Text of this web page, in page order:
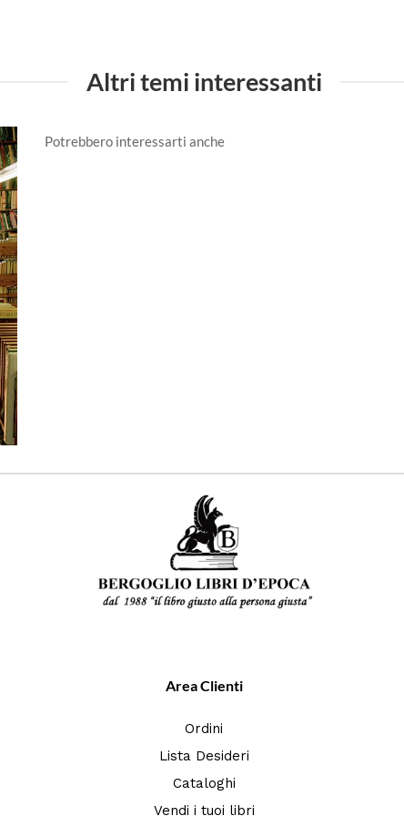
Altri temi interessanti
Potrebbero interessarti anche
Area Clienti
Ordini
Lista Desideri
Cataloghi
Vendi i tuoi libri